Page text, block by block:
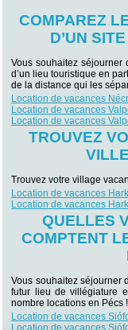
COMPAREZ
D’UN
Vous souhaitez séjourner
d’un lieu touristique en
de la distance qui les
Location de vacances
Location de vacances
Location de vacances
TROUVEZ
Trouvez votre village
Location de vacances
Location de vacances
QUELLES
COMPTENT
Vous souhaitez séjourner
futur lieu de villégiature
nombre locations en Pécs !
Location de vacances
Location de vacances